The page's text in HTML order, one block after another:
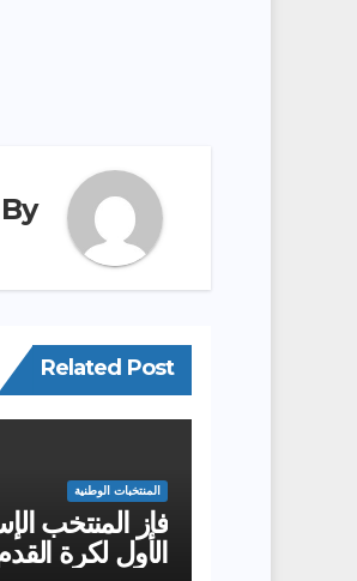
By
Related Post
المنتخبات الوطنية
فاز المنتخب
الأول لكرة